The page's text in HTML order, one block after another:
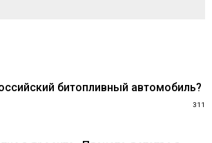
битопливный автомобиль?
311